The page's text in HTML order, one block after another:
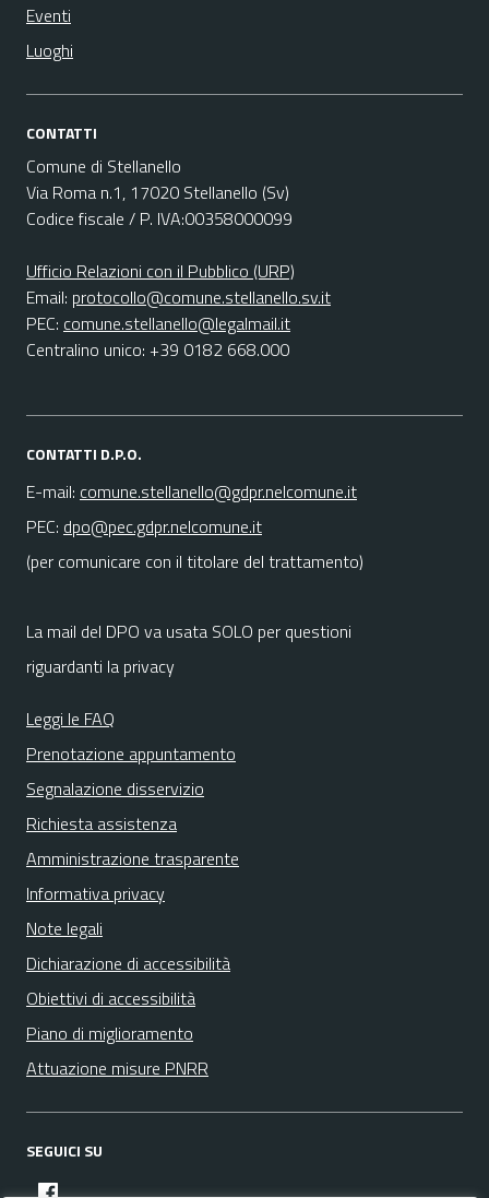
Eventi
Luoghi
CONTATTI
Comune di Stellanello
Via Roma n.1, 17020 Stellanello (Sv)
Codice fiscale / P. IVA:00358000099
Ufficio Relazioni con il Pubblico (URP)
Email: protocollo@comune.stellanello.sv.it
PEC: comune.stellanello@legalmail.it
Centralino unico: +39 0182 668.000
CONTATTI D.P.O.
E-mail: comune.stellanello@gdpr.nelcomune.it
PEC: dpo@pec.gdpr.nelcomune.it
(per comunicare con il titolare del trattamento)
La mail del DPO va usata SOLO per questioni
riguardanti la privacy
Leggi le FAQ
Prenotazione appuntamento
Segnalazione disservizio
Richiesta assistenza
Amministrazione trasparente
Informativa privacy
Note legali
Dichiarazione di accessibilità
Obiettivi di accessibilità
Piano di miglioramento
Attuazione misure PNRR
SEGUICI SU
facebook